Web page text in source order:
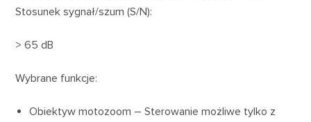
Stosunek sygnał/szum (S/N):
> 65 dB
Wybrane funkcje:
Obiektyw motozoom – Sterowanie możliwe tylko z